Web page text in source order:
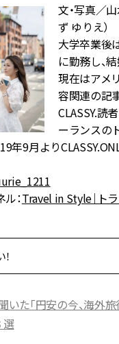
文・写真／
ず ゆりえ）
大学卒業後
に勤務し、
現在はアメ
容関連の記
CLASSY.読
ーランスの
年9月より
：Travel in Style｜ト
いた「円安の今、海外
選